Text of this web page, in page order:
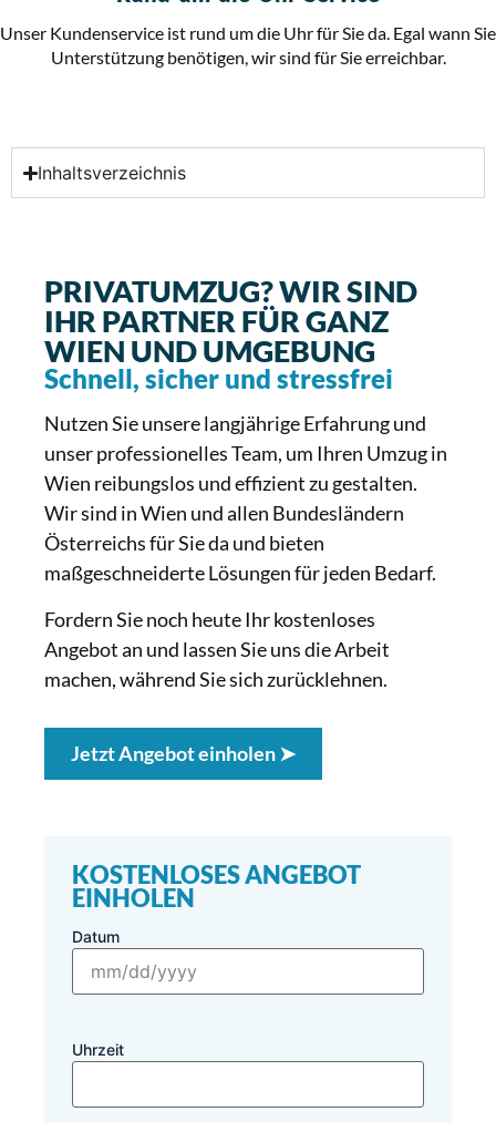
Unser Kundenservice ist rund um die Uhr für Sie da. Egal wann Sie
Unterstützung benötigen, wir sind für Sie erreichbar.
Inhaltsverzeichnis
PRIVATUMZUG? WIR SIND
IHR PARTNER FÜR GANZ
WIEN UND UMGEBUNG
Schnell, sicher und stressfrei
Nutzen Sie unsere langjährige Erfahrung und
unser professionelles Team, um Ihren Umzug in
Wien reibungslos und effizient zu gestalten.
Wir sind in Wien und allen Bundesländern
Österreichs für Sie da und bieten
maßgeschneiderte Lösungen für jeden Bedarf.
Fordern Sie noch heute Ihr kostenloses
Angebot an und lassen Sie uns die Arbeit
machen, während Sie sich zurücklehnen.
Jetzt Angebot einholen ➤
KOSTENLOSES ANGEBOT
EINHOLEN
Datum
Uhrzeit